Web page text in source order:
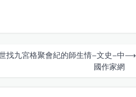
找九宮格聚會紀的師生情–文史–中
國作家網
⟶